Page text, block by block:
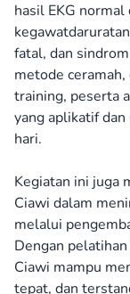
hasil EKG
fatal, dan
metode
training, peserta
yang aplikatif
hari.
Kegiatan ini juga
Ciawi dalam
melalui
Dengan
Ciawi mampu
tepat, dan